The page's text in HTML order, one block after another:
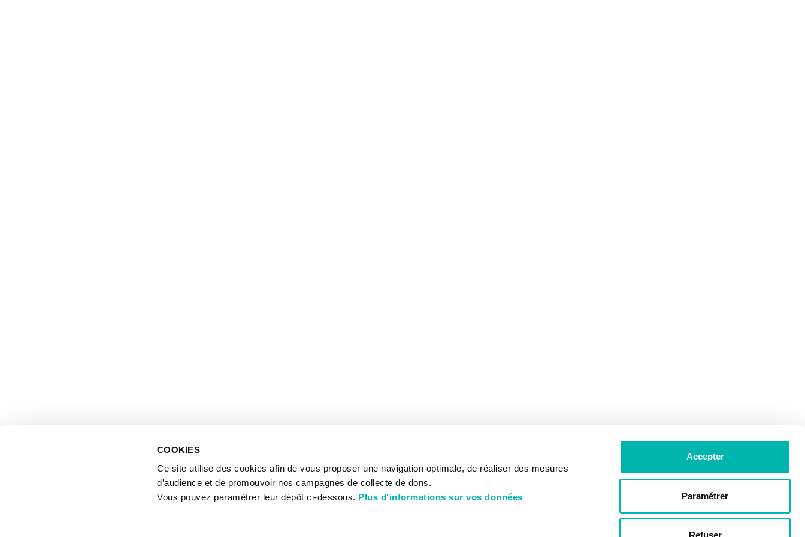
COOKIES
Ce site utilise des cookies afin de vous proposer une navigation optimale, de réaliser des mesures
d’audience et de promouvoir nos campagnes de collecte de dons.
Vous pouvez paramétrer leur dépôt ci-dessous. Plus d'informations sur vos données
Accepter
Paramétrer
Refuser